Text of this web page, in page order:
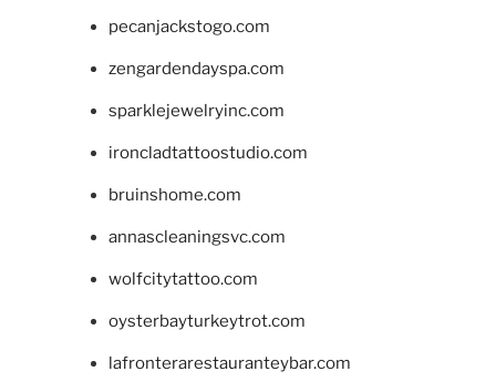
pecanjackstogo.com
zengardendayspa.com
sparklejewelryinc.com
ironcladtattoostudio.com
bruinshome.com
annascleaningsvc.com
wolfcitytattoo.com
oysterbayturkeytrot.com
lafronterarestauranteybar.com